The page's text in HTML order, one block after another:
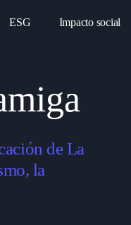
ESG Impacto social
de La
la